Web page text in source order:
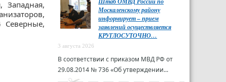
Западная,
Москаленскому району
информирует – прием
заявлений осуществляется
КРУГЛОСУТОЧНО…
3 августа 2026
В соответствии с приказом МВД РФ от
29.08.2014 № 736 «Об утверждении...